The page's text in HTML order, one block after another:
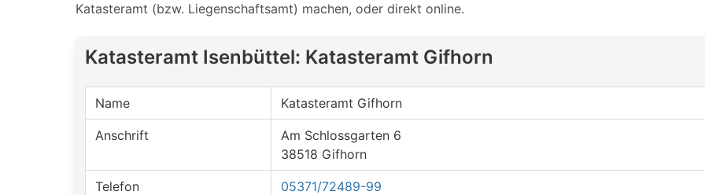
Katasteramt (bzw. Liegenschaftsamt) machen, oder direkt online.
Katasteramt Isenbüttel: Katasteramt Gifhorn
Name Katasteramt Gifhorn
Anschrift
Am Schlossgarten 6
38518 Gifhorn
Telefon 05371/72489-99